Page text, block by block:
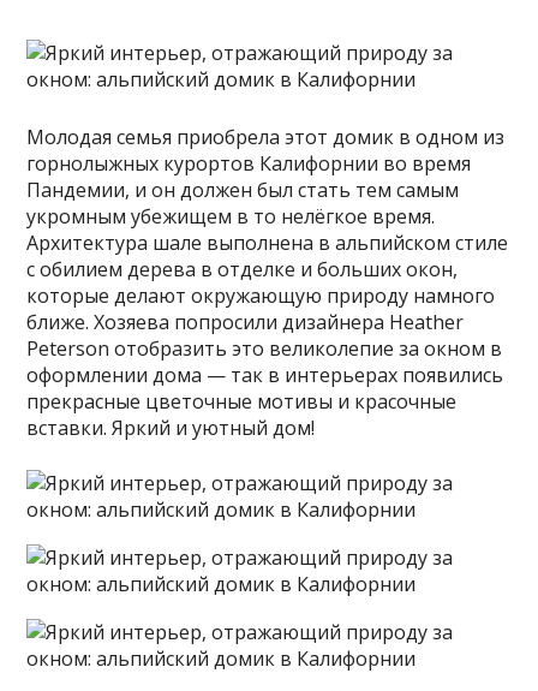
Молодая семья приобрела этот домик в одном из
горнолыжных курортов Калифорнии во время
Пандемии, и он должен был стать тем самым
укромным убежищем в то нелёгкое время.
Архитектура шале выполнена в альпийском стиле
с обилием дерева в отделке и больших окон,
которые делают окружающую природу намного
ближе. Хозяева попросили дизайнера Heather
Peterson отобразить это великолепие за окном в
оформлении дома — так в интерьерах появились
прекрасные цветочные мотивы и красочные
вставки. Яркий и уютный дом!